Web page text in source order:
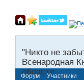
"Никто не
Всенародная
области.
Форум Участники